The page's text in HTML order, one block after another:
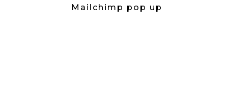
Mailchimp pop up